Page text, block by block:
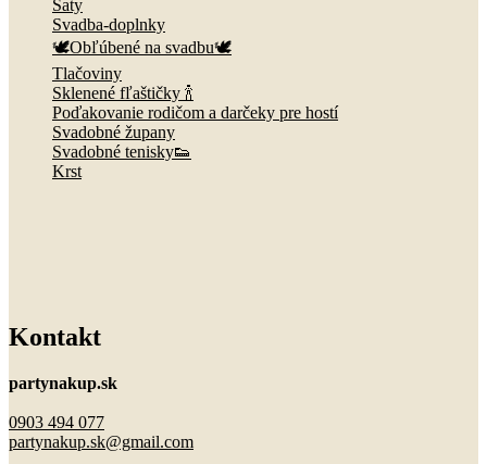
Šaty
Svadba-doplnky
🕊️Obľúbené na svadbu🕊️
Tlačoviny
Sklenené fľaštičky 🍾
Poďakovanie rodičom a darčeky pre hostí
Svadobné župany
Svadobné tenisky👟
Krst
Kontakt
partynakup.sk
0903 494 077
partynakup.sk@gmail.com